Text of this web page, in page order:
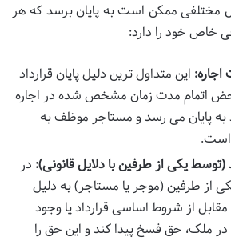
مختلفی ممکن است به پایان برسد که هر
خاص خود را دارد:
این متداول ترین دلیل پایان قرارداد
اتمام مدت زمان مشخص شده در اجاره
به پایان می رسد و مستاجر موظف به
است.
(توسط یکی از طرفین با دلایل قانونی): در
از طرفین (موجر یا مستاجر) به دلیل
از شروط اساسی قرارداد یا وجود
ملک، حق فسخ پیدا کند و این حق را